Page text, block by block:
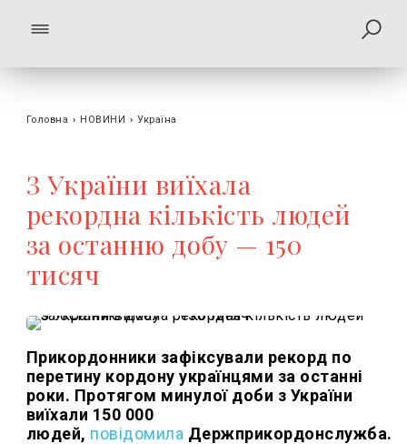
Головна › НОВИНИ › Україна
З України виїхала
рекордна кількість людей
за останню добу — 150
тисяч
Прикордонники зафіксували рекорд по
перетину кордону українцями за останні
роки. Протягом минулої доби з України
виїхали 150 000
людей, повідомила Держприкордонслужба.